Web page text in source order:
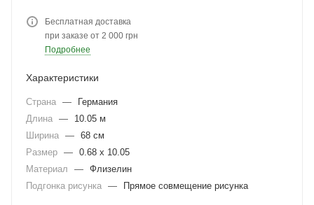
Бесплатная доставка
при заказе от 2 000 грн
Подробнее
Характеристики
Страна —
Германия
Длина —
10.05 м
Ширина — 68 см
Размер — 0.68 x 10.05
Материал
— Флизелин
Подгонка рисунка — Прямое совмещение рисунка